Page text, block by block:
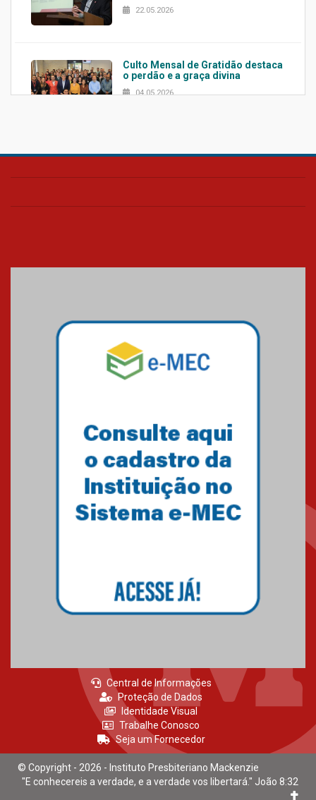
22.05.2026
Culto Mensal de Gratidão destaca
o perdão e a graça divina
04.05.2026
Confira como foi o culto mensal
Mackenzie mobiliza campanha
solidária para apoiar famílias em
Minas Gerais
Primeiro culto do ano ressalta o
27.02.2026
Central de Informações
Proteção de Dados
Identidade Visual
Trabalhe Conosco
Seja um Fornecedor
© Copyright - 2026 - Instituto Presbiteriano Mackenzie
"E conhecereis a verdade, e a verdade vos libertará." João 8:32